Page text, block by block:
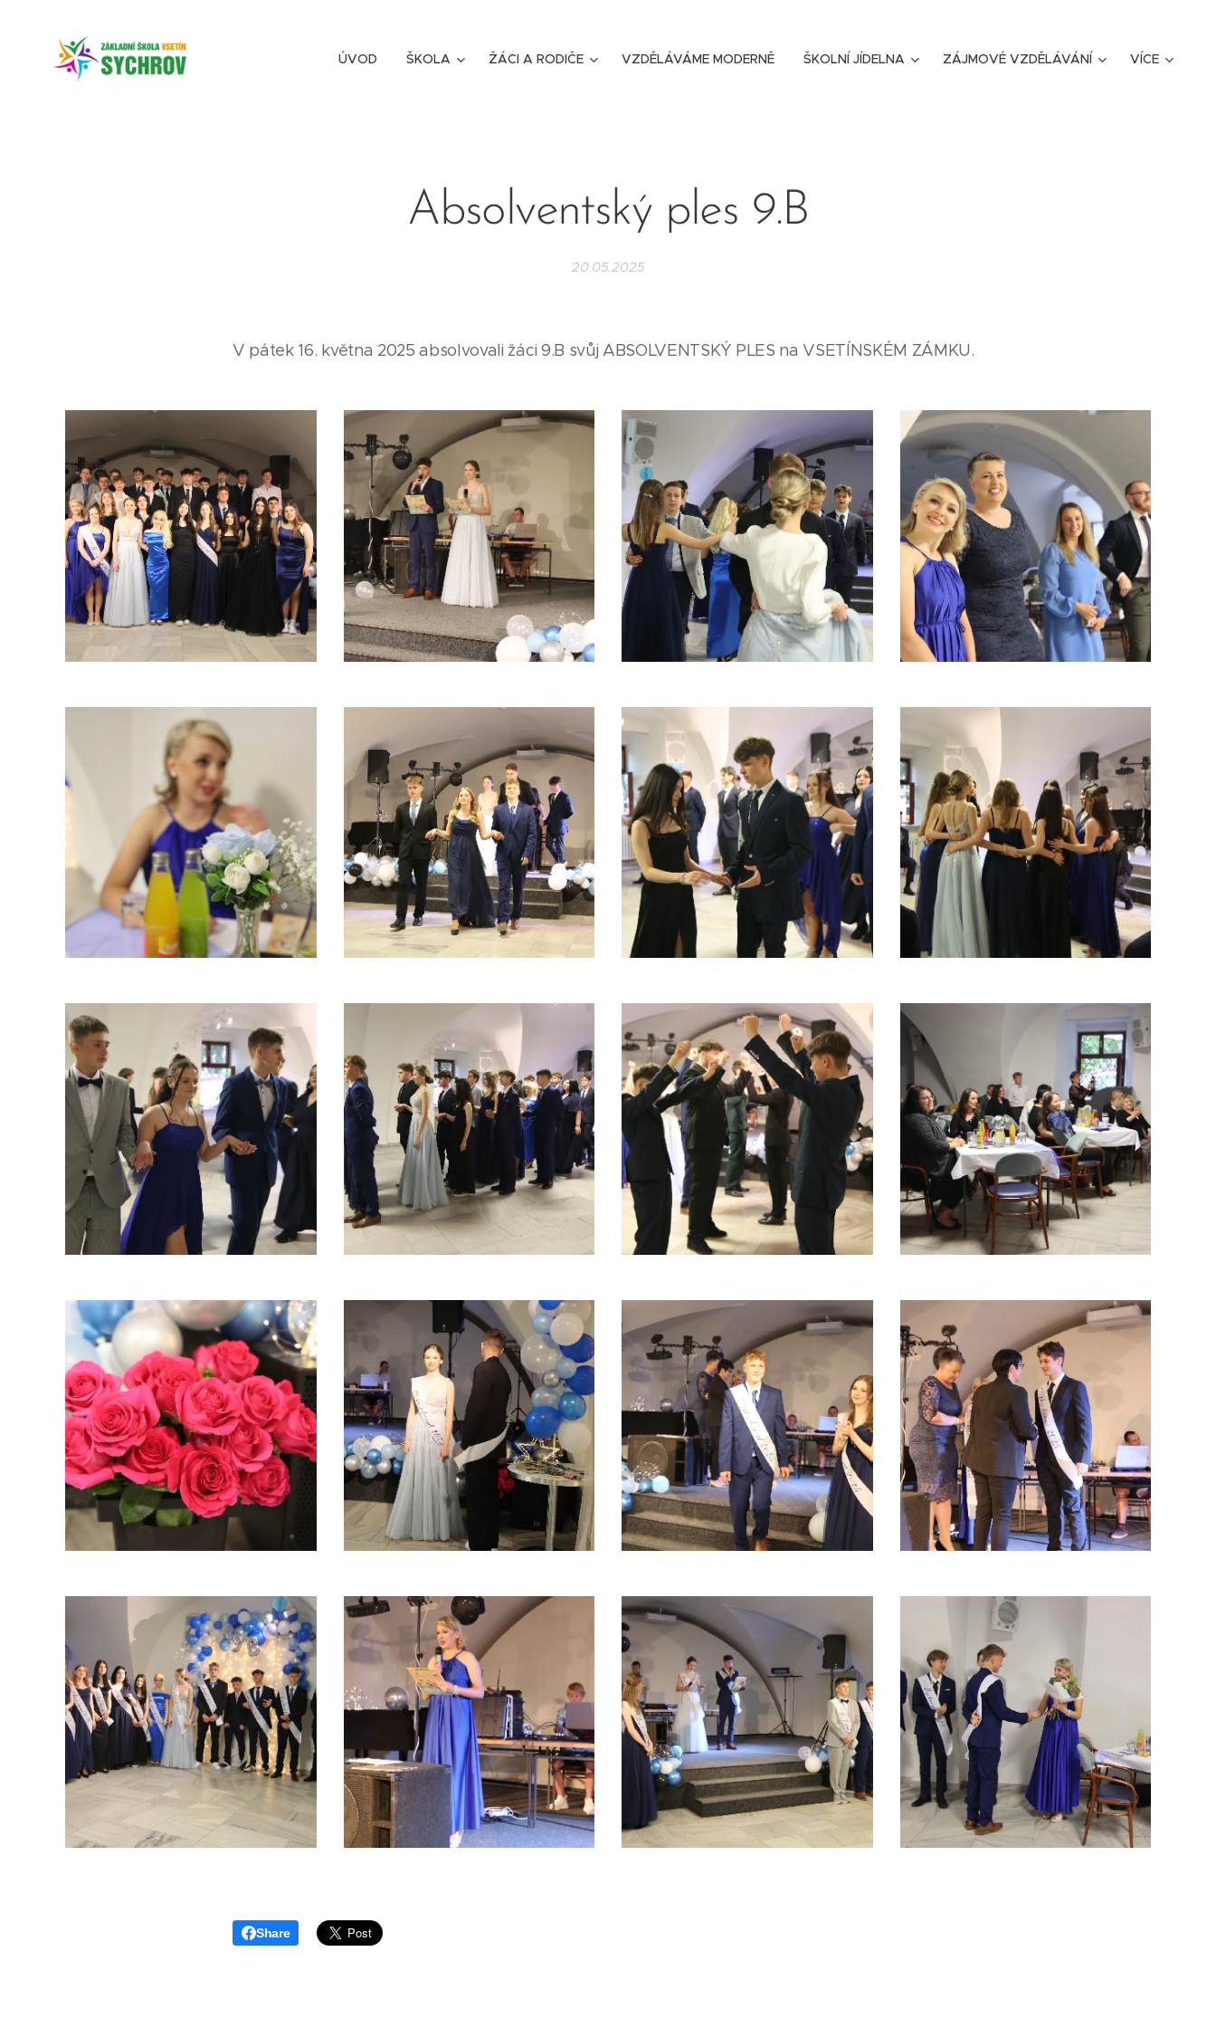
ÚVOD ŠKOLA ŽÁCI A RODIČE VZDĚLÁVÁME MODERNĚ ŠKOLNÍ JÍDELNA ZÁJMOVÉ VZDĚLÁVÁNÍ VÍCE
Absolventský ples 9.B
20.05.2025
V pátek 16. května 2025 absolvovali žáci 9.B svůj ABSOLVENTSKÝ PLES na VSETÍNSKÉM ZÁMKU.
Share